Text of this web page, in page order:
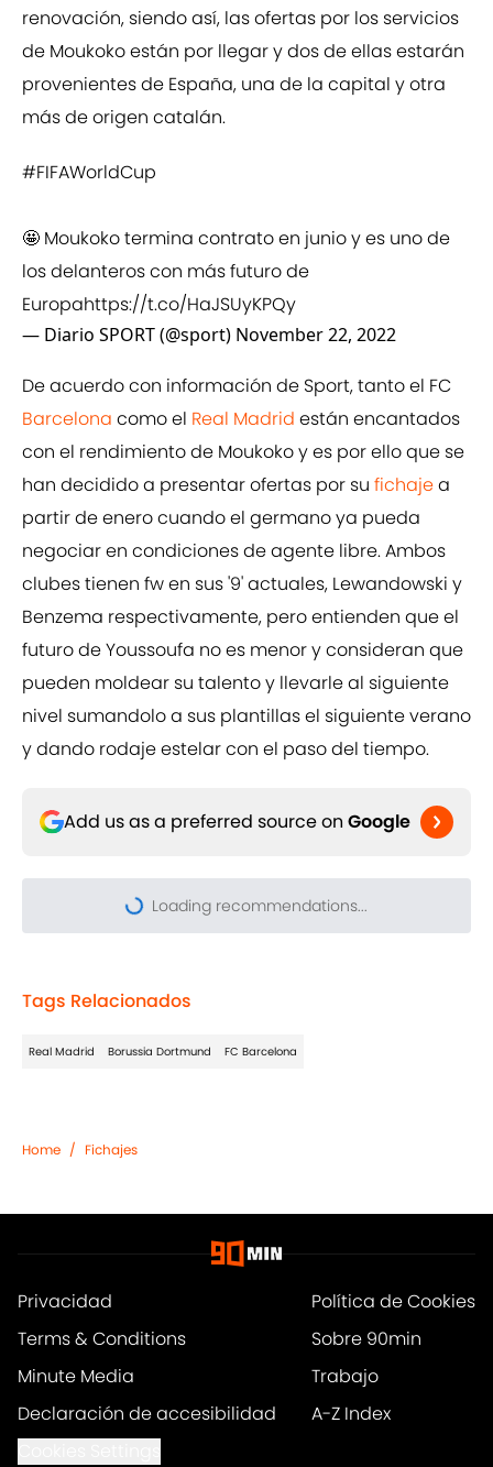
renovación, siendo así, las ofertas por los servicios
de Moukoko están por llegar y dos de ellas estarán
provenientes de España, una de la capital y otra
más de origen catalán.
#FIFAWorldCup
🤩 Moukoko termina contrato en junio y es uno de
los delanteros con más futuro de
Europahttps://t.co/HaJSUyKPQy
— Diario SPORT (@sport) November 22, 2022
De acuerdo con información de Sport, tanto el FC
Barcelona como el Real Madrid están encantados
con el rendimiento de Moukoko y es por ello que se
han decidido a presentar ofertas por su fichajea
partir de enero cuando el germano ya pueda
negociar en condiciones de agente libre. Ambos
clubes tienen fw en sus '9' actuales, Lewandowski y
Benzema respectivamente, pero entienden que el
futuro de Youssoufa no es menor y consideran que
pueden moldear su talento y llevarle al siguiente
nivel sumandolo a sus plantillas el siguiente verano
y dando rodaje estelar con el paso del tiempo.
Add us as a preferred source on Google
Loading recommendations...
Please wait while we load
Tags Relacionados
Real Madrid Borussia Dortmund FC Barcelona
Home / Fichajes
Privacidad
Política de Cookies
Terms & Conditions
Sobre 90min
Minute Media
Trabajo
Declaración de accesibilidad
A-Z Index